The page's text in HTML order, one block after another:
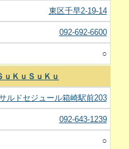
東区千早2-19-14
092-692-6600
○
ｕＫｕＳｕＫｕ
ルドセジュール箱崎駅前203
092-643-1239
○